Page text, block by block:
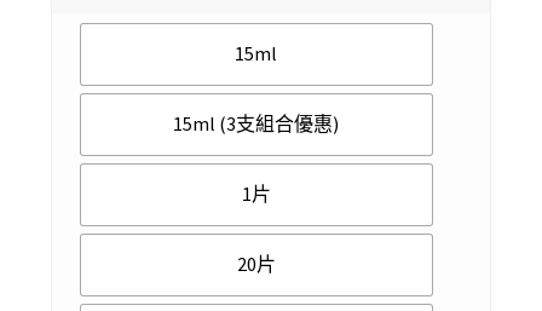
$ 4.50
15ml
15ml (3支組合優惠)
1片
20片